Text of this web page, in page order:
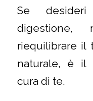
Se
digestione,
riequilibrare il
naturale, è il
cura di te.